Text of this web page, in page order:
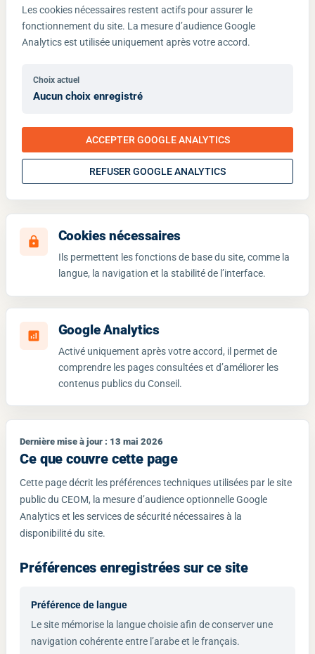
Les cookies nécessaires restent actifs pour assurer le
fonctionnement du site. La mesure d’audience Google
Analytics est utilisée uniquement après votre accord.
Choix actuel
Aucun choix enregistré
ACCEPTER GOOGLE ANALYTICS
REFUSER GOOGLE ANALYTICS
lock Cookies nécessaires
Ils permettent les fonctions de base du site, comme la
langue, la navigation et la stabilité de l’interface.
analytics Google Analytics
Activé uniquement après votre accord, il permet de
comprendre les pages consultées et d’améliorer les
contenus publics du Conseil.
Dernière mise à jour : 13 mai 2026
Ce que couvre cette page
Cette page décrit les préférences techniques utilisées par le site
public du CEOM, la mesure d’audience optionnelle Google
Analytics et les services de sécurité nécessaires à la
disponibilité du site.
Préférences enregistrées sur ce site
Préférence de langue
Le site mémorise la langue choisie afin de conserver une
navigation cohérente entre l’arabe et le français.